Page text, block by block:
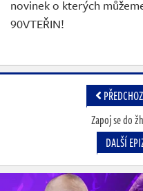
novinek o kterých
90VTEŘIN!
Zapoj se do
DALŠÍ